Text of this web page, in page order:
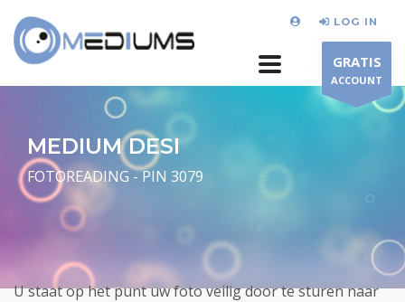
LOG IN
GRATIS
ACCOUNT
MEDIUM DESI
FOTOREADING - PIN 3079
U staat op het punt uw foto veilig door te sturen naar